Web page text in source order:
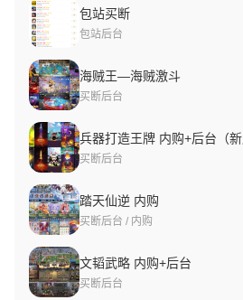
包站买断
包站后台
海贼王—海贼激斗
买断后台
兵器打造王牌 内购+后台（新
买断后台
踏天仙逆 内购
买断后台 / 内购
文韬武略 内购+后台
买断后台